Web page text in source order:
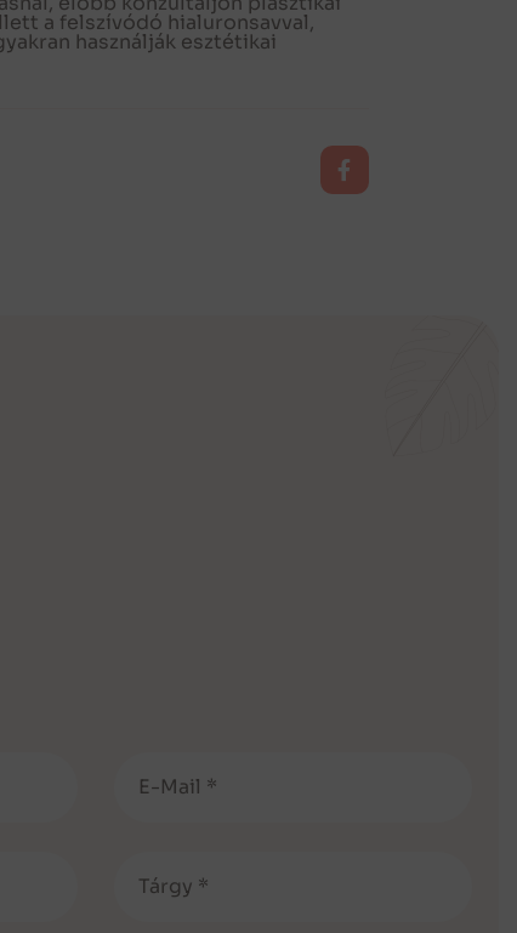
a felszívódó hialuronsavval,
használják esztétikai